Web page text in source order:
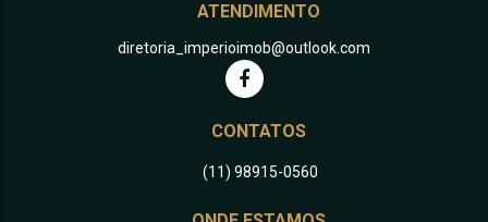
ATENDIMENTO
diretoria_imperioimob@outlook.com
CONTATOS
(11) 98915-0560